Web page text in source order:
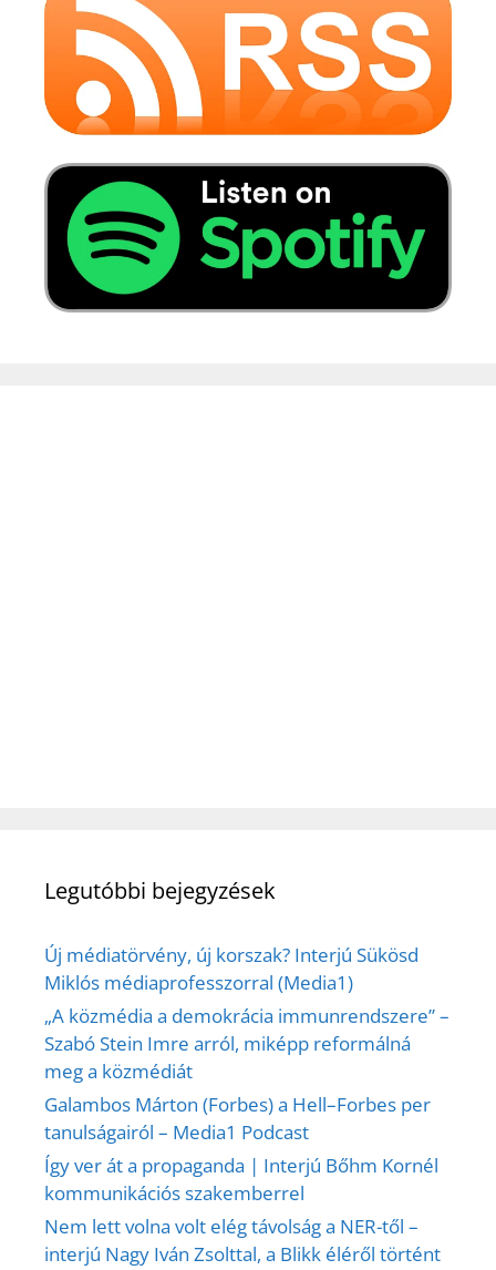
Legutóbbi bejegyzések
Új médiatörvény, új korszak? Interjú Sükösd
Miklós médiaprofesszorral (Media1)
„A közmédia a demokrácia immunrendszere” –
Szabó Stein Imre arról, miképp reformálná
meg a közmédiát
Galambos Márton (Forbes) a Hell–Forbes per
tanulságairól – Media1 Podcast
Így ver át a propaganda | Interjú Bőhm Kornél
kommunikációs szakemberrel
Nem lett volna volt elég távolság a NER-től –
interjú Nagy Iván Zsolttal, a Blikk éléről történt